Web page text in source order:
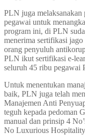
PLN juga melaksanakan
pegawai untuk
program ini, di PLN
menerima sertifikasi
orang penyuluh
PLN ikut sertifikasi e-
seluruh 45 ribu pegawai
Untuk menentukan
baik, PLN juga telah
Manajemen Anti
teguh kepada pedoman
manual dan prinsip 4
No Luxurious